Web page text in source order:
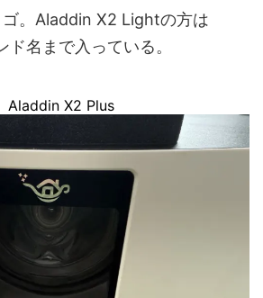
。Aladdin X2 Lightの方は
名まで入っている。
Aladdin X2 Plus